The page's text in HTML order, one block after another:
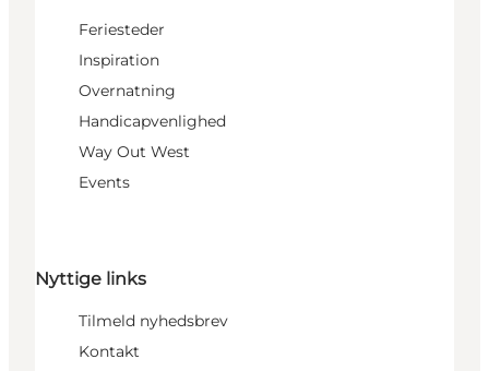
Feriesteder
Inspiration
Overnatning
Handicapvenlighed
Way Out West
Events
Nyttige links
Tilmeld nyhedsbrev
Kontakt